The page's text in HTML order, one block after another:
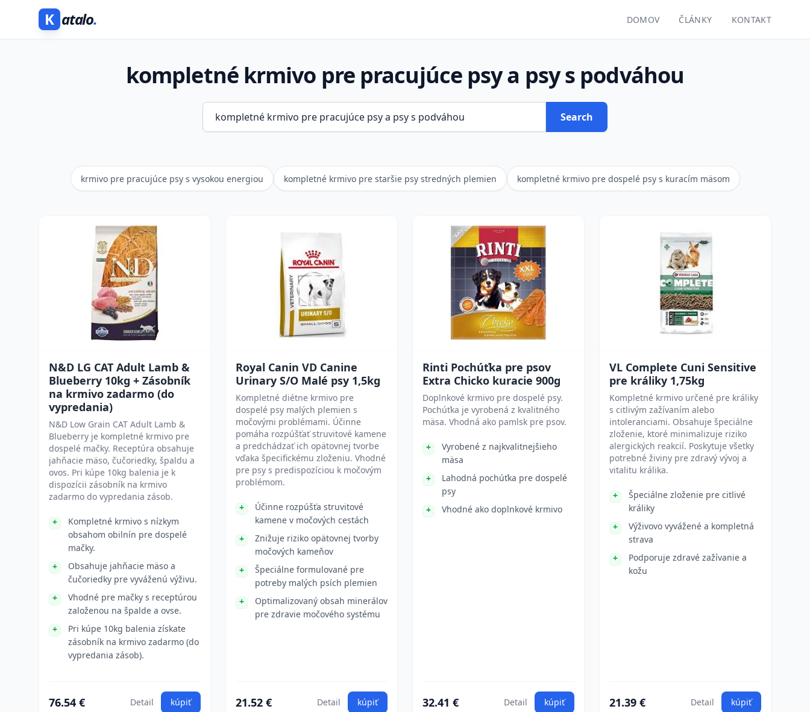
K atalo. DOMOV ČLÁNKY KONTAKT
kompletné krmivo pre pracujúce psy a psy s podváhou
Search
krmivo pre pracujúce psy s vysokou energiou kompletné krmivo pre staršie psy stredných plemien kompletné krmivo pre dospelé psy s kuracím mäsom
N&D LG CAT Adult Lamb &
Blueberry 10kg + Zásobník
na krmivo zadarmo (do
vypredania)
N&D Low Grain CAT Adult Lamb &
Blueberry je kompletné krmivo pre
dospelé mačky. Receptúra obsahuje
jahňacie mäso, čučoriedky, špaldu a
ovos. Pri kúpe 10kg balenia je k
dispozícii zásobník na krmivo
zadarmo do vypredania zásob.
Kompletné krmivo s nízkym
obsahom obilnín pre dospelé
mačky.
Obsahuje jahňacie mäso a
čučoriedky pre vyváženú výživu.
Vhodné pre mačky s receptúrou
založenou na špalde a ovse.
Pri kúpe 10kg balenia získate
zásobník na krmivo zadarmo (do
vypredania zásob).
76.54 € Detail kúpiť
Royal Canin VD Canine
Urinary S/O Malé psy 1,5kg
Kompletné diétne krmivo pre
dospelé psy malých plemien s
močovými problémami. Účinne
pomáha rozpúšťať struvitové kamene
a predchádzať ich opätovnej tvorbe
vďaka špecifickému zloženiu. Vhodné
pre psy s predispozíciou k močovým
problémom.
Účinne rozpúšťa struvitové
kamene v močových cestách
Znižuje riziko opätovnej tvorby
močových kameňov
Špeciálne formulované pre
potreby malých psích plemien
Optimalizovaný obsah minerálov
pre zdravie močového systému
21.52 € Detail kúpiť
Rinti Pochúťka pre psov
Extra Chicko kuracie 900g
Doplnkové krmivo pre dospelé psy.
Pochúťka je vyrobená z kvalitného
mäsa. Vhodná ako pamlsk pre psov.
Vyrobené z najkvalitnejšieho
mäsa
Lahodná pochúťka pre dospelé
psy
Vhodné ako doplnkové krmivo
32.41 € Detail kúpiť
VL Complete Cuni Sensitive
pre králiky 1,75kg
Kompletné krmivo určené pre králiky
s citlivým zažívaním alebo
intoleranciami. Obsahuje špeciálne
zloženie, ktoré minimalizuje riziko
alergických reakcií. Poskytuje všetky
potrebné živiny pre zdravý vývoj a
vitalitu králika.
Špeciálne zloženie pre citlivé
králiky
Výživovo vyvážené a kompletná
strava
Podporuje zdravé zažívanie a
kožu
21.39 € Detail kúpiť